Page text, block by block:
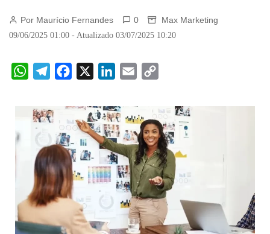
Por Maurício Fernandes 0 Max Marketing
09/06/2025 01:00 - Atualizado 03/07/2025 10:20
W
p
e
g
r
a
m
c
e
o
o
k
n
k
e
d
I
n
a
i
l
y
L
i
n
k